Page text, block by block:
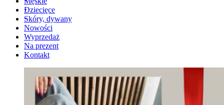
Dziecięce
Skóry, dywany
Nowości
Wyprzedaż
Na prezent
Kontakt